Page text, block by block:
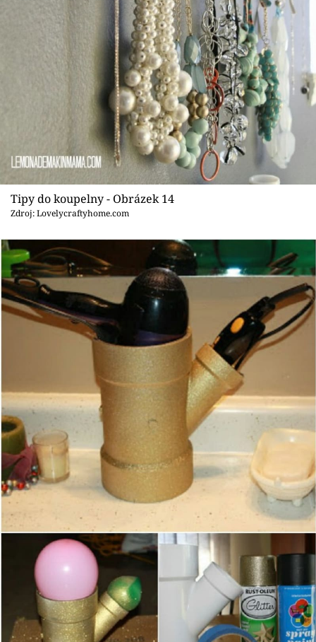
Tipy do koupelny - Obrázek 14
Zdroj: Lovelycraftyhome.com